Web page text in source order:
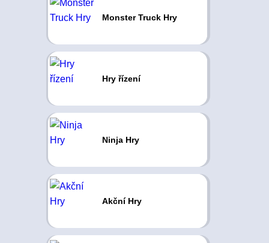
Monster Truck Hry
Hry řízení
Ninja Hry
Akční Hry